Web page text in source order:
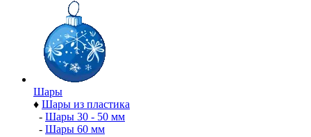
Шары
♦ Шары из пластика
- Шары 30 - 50 мм
- Шары 60 мм